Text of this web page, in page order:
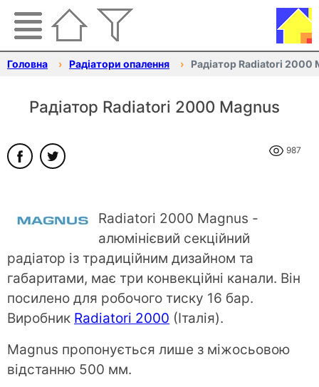
Головна Радіатори опалення Радіатор Radiatori 2000
Радіатор Radiatori 2000 Magnus
987
Radiatori 2000 Magnus -
алюмінієвий секційний
радіатор із традиційним дизайном та
габаритами, має три конвекційні канали. Він
посилено для робочого тиску 16 бар.
Виробник Radiatori 2000 (Італія).
Magnus пропонується лише з міжосьовою
відстанню 500 мм.